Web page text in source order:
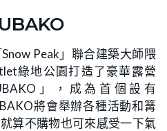
Peak」聯合建築大師隈
綠地公園打造了豪華露營
」，成為首個設有
將會舉辦各種活動和篝
算不購物也可來感受一下氣